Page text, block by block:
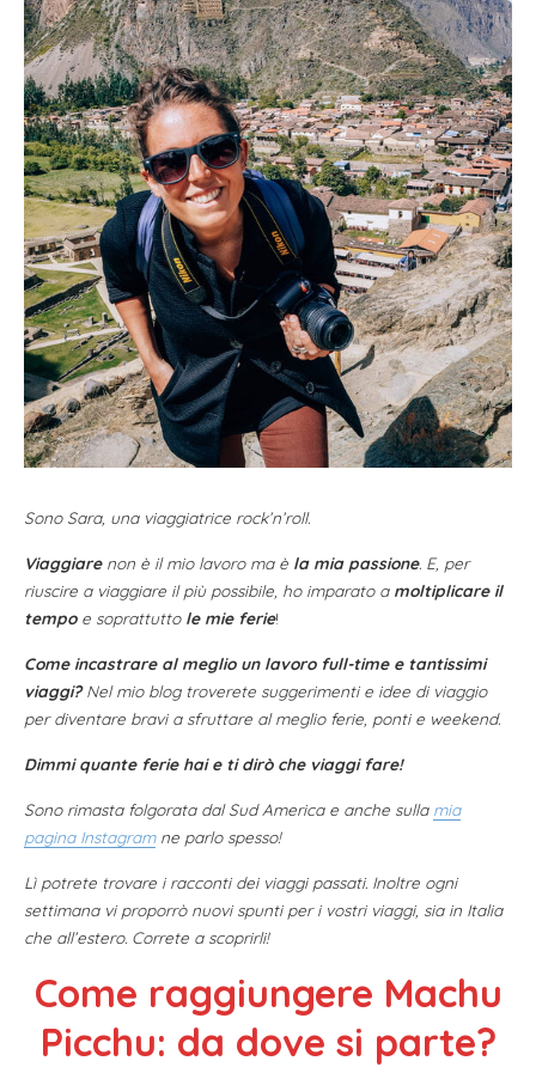
Sono Sara, una viaggiatrice rock’n’roll.
Viaggiarenon è il mio lavoro ma è la mia passione. E, per
riuscire a viaggiare il più possibile, ho imparato a moltiplicare il
tempoe soprattutto le mie ferie!
Come incastrare al meglio un lavoro full-time e tantissimi
viaggi? Nel mio blog troverete suggerimenti e idee di viaggio
per diventare bravi a sfruttare al meglio ferie, ponti e weekend.
Dimmi quante ferie hai e ti dirò che viaggi fare!
Sono rimasta folgorata dal Sud America e anche sulla mia
pagina Instagramne parlo spesso!
Lì potrete trovare i racconti dei viaggi passati. Inoltre ogni
settimana vi proporrò nuovi spunti per i vostri viaggi, sia in Italia
che all’estero. Correte a scoprirli!
Come raggiungere Machu
Picchu: da dove si parte?